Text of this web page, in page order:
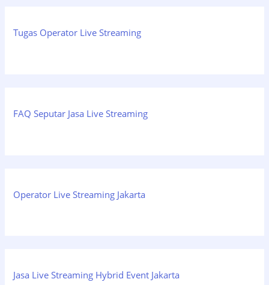
Tugas Operator Live Streaming
FAQ Seputar Jasa Live Streaming
Operator Live Streaming Jakarta
Jasa Live Streaming Hybrid Event Jakarta